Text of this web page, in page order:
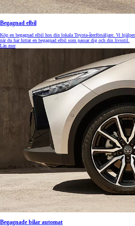
Begagnad elbil
Köp en begagnad elbil hos din lokala Toyota-återförsäljare. Vi
när du har hittat en begagnad elbil som passar dig och din livsstil.
Läs mer
Begagnade bilar automat